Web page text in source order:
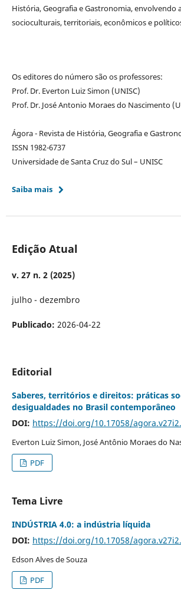
História, Geografia e Gastronomia, envolvendo
socioculturais, territoriais, econômicos e
Os editores do número são os professores:
Prof. Dr. Everton Luiz Simon (UNISC)
Prof. Dr. José Antonio Moraes do Nascimento
Ágora - Revista de História, Geografia e
ISSN 1982-6737
Universidade de Santa Cruz do Sul – UNISC
Saiba mais
Edição Atual
v. 27 n. 2 (2025)
julho - dezembro
Publicado: 2026-04-22
Editorial
Saberes, territórios e direitos: práticas
desigualdades no Brasil contemporâneo
DOI: https://doi.org/10.17058/
Everton Luiz Simon, José Antônio Moraes do
PDF
Tema Livre
INDÚSTRIA 4.0: a indústria líquida
DOI: https://doi.org/10.17058/
Edson Alves de Souza
PDF